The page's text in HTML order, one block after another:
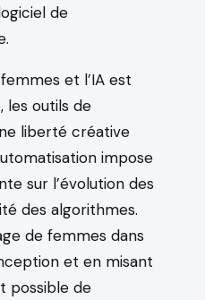
de
et l’IA est
les outils de
liberté créative
impose
sur l’évolution des
des algorithmes.
de femmes dans
et en misant
possible de